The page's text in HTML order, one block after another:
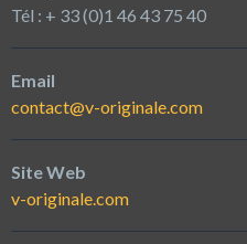
Tél : + 33 (0)1 46 43 75 40
Email
contact@v-originale.com
Site Web
v-originale.com